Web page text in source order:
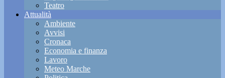
Teatro
Attualità
Ambiente
Avvisi
Cronaca
Economia e finanza
Lavoro
Meteo Marche